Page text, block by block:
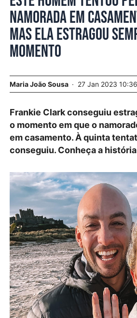
namorada em
mas ela estragou
momento
Maria João Sousa 27 Jan 2023 10:36
Frankie Clark conseguiu
o momento em que o
em casamento. À quinta
conseguiu. Conheça a